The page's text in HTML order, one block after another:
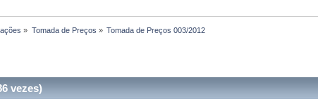
» Tomada de Preços » Tomada de Preços 003/2012
vezes)